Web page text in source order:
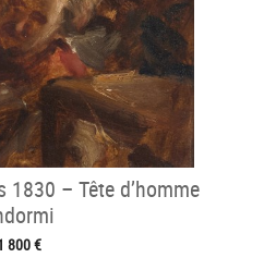
1830 – Tête d’homme
800 €